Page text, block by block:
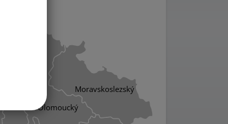
Olomoucký
Moravskoslezský